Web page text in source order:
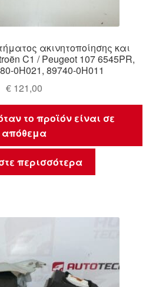
ακινητοποίησης και
C1 / Peugeot 107 6545PR,
0H021, 89740-0H011
€ 121,00
το προϊόν είναι σε
απόθεμα
περισσότερα